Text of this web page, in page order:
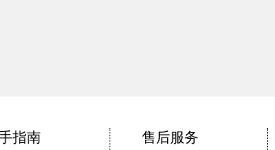
指南 售后服务